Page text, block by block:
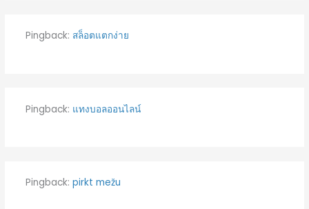
Pingback: สล็อตแตกง่าย
Pingback: แทงบอลออนไลน์
Pingback: pirkt mežu